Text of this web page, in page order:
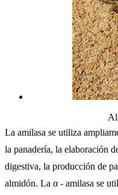
La amilasa se utiliza
la panadería, la elaboración
digestiva, la producción de
almidón. La α - amilasa se